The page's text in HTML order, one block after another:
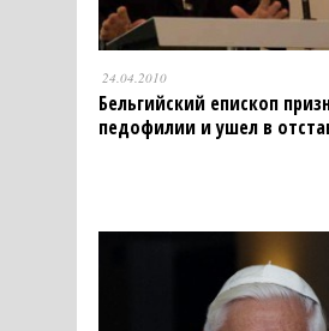
24.04.2010
Бельгийский епископ
педофилии и ушел в